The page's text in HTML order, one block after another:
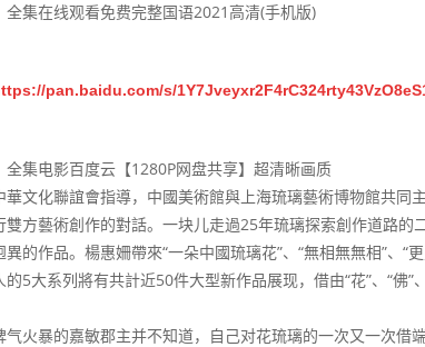
全集在线观看免费完整国语2021高清(手机版)
pan.baidu.com/s/
全集电影百度云【1280P网盘共享】超清晰画质
華文化聯誼會指導，中國美術館與上海琉璃藝術博物館共同
雙方藝術創作的對話。一块儿走過25年琉璃探索創作道路的
的作品。楊惠姍帶來“一朵中國琉璃花”、“無相無無相”、“
5大系列將有共計近50件大型新作品展现，借由“花”、“佛”
气火暴的嘉敏郡主并不知道，自己对花琉璃的一次又一次借